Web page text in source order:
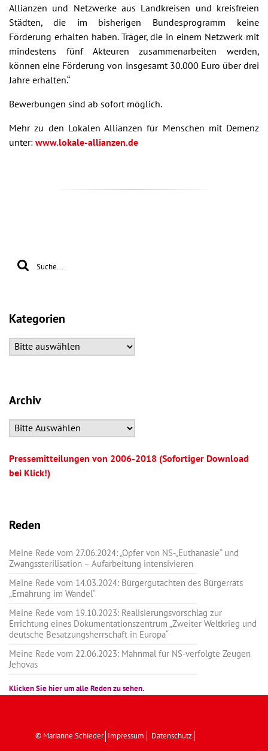
Allianzen und Netzwerke aus Landkreisen und kreisfreien
Städten, die im bisherigen Bundesprogramm keine
Förderung erhalten haben. Träger, die in einem Netzwerk mit
mindestens fünf Akteuren zusammenarbeiten werden,
können eine Förderung von insgesamt 30.000 Euro über drei
Jahre erhalten.“
Bewerbungen sind ab sofort möglich.
Mehr zu den Lokalen Allianzen für Menschen mit Demenz
unter: www.lokale-allianzen.de
Kategorien
Archiv
Pressemitteilungen von 2006-2018 (Sofortiger Download
bei Klick!)
Reden
Meine Rede vom 27.06.2024: „Opfer von NS-„Euthanasie” und
Zwangssterilisation – Aufarbeitung intensivieren
Meine Rede vom 14.03.2024: Bürgergutachten des Bürgerrats
„Ernährung im Wandel“
Meine Rede vom 19.10.2023: Realisierungsvorschlag zur
Errichtung eines Dokumentationszentrum „Zweiter Weltkrieg und
deutsche Besatzungsherrschaft in Europa“
Meine Rede vom 22.06.2023: Mahnmal für NS-verfolgte Zeugen
Jehovas
Klicken Sie hier um alle Reden zu sehen.
© Marianne Schieder Impressum Datenschutz